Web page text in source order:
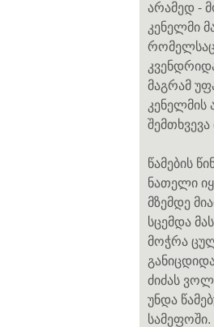
არამედ -
კენელმი
მაგრამ
წამების
ნათელი
მზემდე
სცემდა
მოჭრა
ძიძას
უნდა